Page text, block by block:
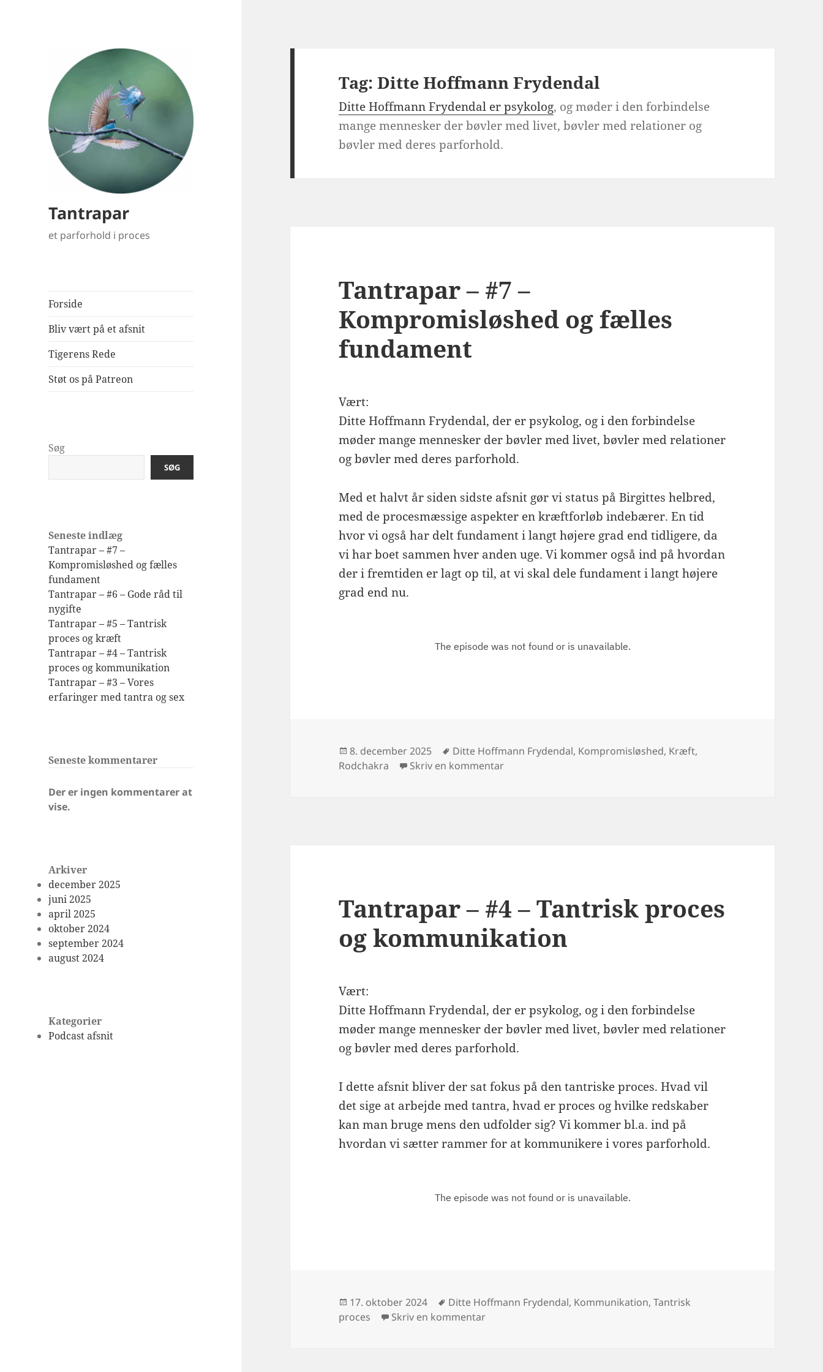
Tantrapar
et parforhold i proces
Forside
Bliv vært på et afsnit
Tigerens Rede
Støt os på Patreon
Søg
SØG
Seneste indlæg
Tantrapar – #7 –
Kompromisløshed og fælles
fundament
Tantrapar – #6 – Gode råd til
nygifte
Tantrapar – #5 – Tantrisk
proces og kræft
Tantrapar – #4 – Tantrisk
proces og kommunikation
Tantrapar – #3 – Vores
erfaringer med tantra og sex
Seneste kommentarer
Der er ingen kommentarer at
vise.
Arkiver
december 2025
juni 2025
april 2025
oktober 2024
september 2024
august 2024
Kategorier
Podcast afsnit
Tag:Ditte Hoffmann Frydendal
Ditte Hoffmann Frydendal er psykolog, og møder i den forbindelse
mange mennesker der bøvler med livet, bøvler med relationer og
bøvler med deres parforhold.
Tantrapar – #7 –
Kompromisløshed og fælles
fundament
Vært:
Ditte Hoffmann Frydendal, der er psykolog, og i den forbindelse
møder mange mennesker der bøvler med livet, bøvler med relationer
og bøvler med deres parforhold.
Med et halvt år siden sidste afsnit gør vi status på Birgittes helbred,
med de procesmæssige aspekter en kræftforløb indebærer. En tid
hvor vi også har delt fundament i langt højere grad end tidligere, da
vi har boet sammen hver anden uge. Vi kommer også ind på hvordan
der i fremtiden er lagt op til, at vi skal dele fundament i langt højere
grad end nu.
Udgivet
i
8. december 2025 Tags
Ditte Hoffmann Frydendal, Kompromisløshed, Kræft,
Rodchakra
Skriv en kommentartil Tantrapar – #7 – Kompromisløshed og fælles fundament
Tantrapar – #4 – Tantrisk proces
og kommunikation
Vært:
Ditte Hoffmann Frydendal, der er psykolog, og i den forbindelse
møder mange mennesker der bøvler med livet, bøvler med relationer
og bøvler med deres parforhold.
I dette afsnit bliver der sat fokus på den tantriske proces. Hvad vil
det sige at arbejde med tantra, hvad er proces og hvilke redskaber
kan man bruge mens den udfolder sig? Vi kommer bl.a. ind på
hvordan vi sætter rammer for at kommunikere i vores parforhold.
Udgivet
i
17. oktober 2024 Tags
Ditte Hoffmann Frydendal, Kommunikation,Tantrisk
proces
Skriv en kommentartil Tantrapar – #4 – Tantrisk proces og kommunikation